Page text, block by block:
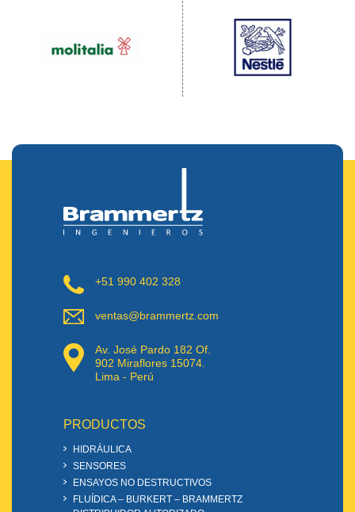
+51 990 402 328
ventas@brammertz.com
Av. José Pardo 182 Of.
902 Miraflores 15074.
Lima - Perú
PRODUCTOS
HIDRÁULICA
SENSORES
ENSAYOS NO DESTRUCTIVOS
FLUÍDICA – BURKERT – BRAMMERTZ